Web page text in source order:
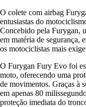
O colete com airbag
entusiastas do
Concebido pela Furygan,
em matéria de segurança,
os motociclistas mais
O Furygan Fury Evo foi
moto, oferecendo uma
de movimentos. Graças à
em apenas 80
proteção imediata do